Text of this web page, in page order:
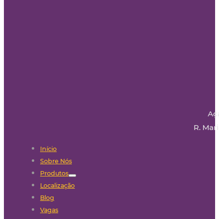
R.
Início
Sobre Nós
Produtos
Localização
Blog
Vagas